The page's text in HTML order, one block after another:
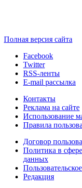
Полная версия сайта
Facebook
Twitter
RSS-ленты
E-mail рассылка
Контакты
Реклама на сайте
Использование
Правила
Договор
Политика в
данных
Редакция